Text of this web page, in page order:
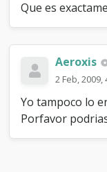
Que es
Aeroxis
2 Feb, 2009,
Yo tampoco lo
Porfavor